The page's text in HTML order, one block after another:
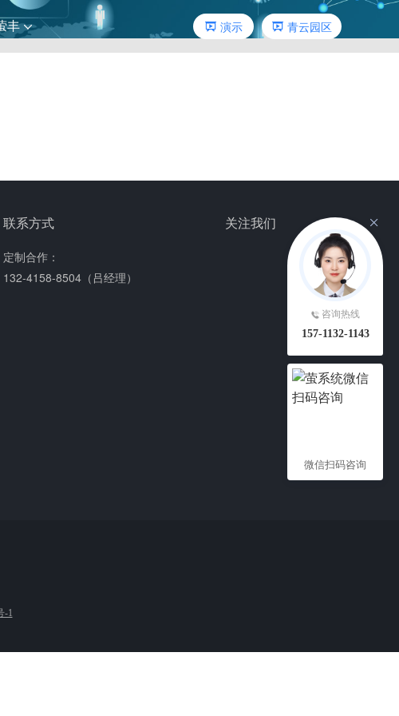
丰 演示 青云园区
咨询热线
157-1132-1143
微信扫码咨询
联系方式
定制合作：
132-4158-8504（吕经理）
关注我们
-1